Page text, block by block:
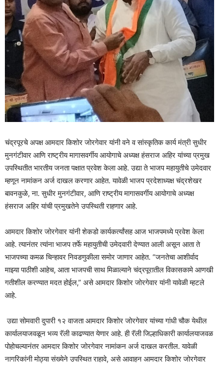
चंद्रपूरचे अपक्ष आमदार किशोर जोरगेवार यांनी वने व सांस्कृतिक कार्य मंत्री सुधीर
मुनगंटीवार आणि राष्ट्रीय मागासवर्गीय आयोगाचे अध्यक्ष हंसराज अहिर यांच्या प्रमुख
उपस्थितीत भारतीय जनता पक्षात प्रवेश केला आहे. उद्या ते भाजप महायुतीचे उमेदवार
म्हणून नामांकन अर्ज दाखल करणार आहेत. यावेळी भाजप प्रदेशाध्यक्ष चंद्रशेखर
बावनकुळे, ना. सुधीर मुनगंटीवार, आणि राष्ट्रीय मागासवर्गीय आयोगाचे अध्यक्ष
हंसराज अहिर यांची प्रमुखतेने उपस्थिती राहणार आहे.
आमदार किशोर जोरगेवार यांनी शेकडो कार्यकर्त्यांसह आज भाजपमध्ये प्रवेश केला
आहे. त्यानंतर त्यांना भाजप तर्फे महायुतीची उमेदवारी देण्यात आली असून आता ते
भाजपच्या कमळ चिन्हावर निवडणुकीला समोर जाणार आहेत. “जनतेचा आशीर्वाद
माझ्या पाठीशी आहेच, आता भाजपची साथ मिळाल्याने चंद्रपूरातील विकासकामे आणखी
गतीशील करण्यात मदत होईल,” असे आमदार किशोर जोरगेवार यांनी यावेळी म्हटले
आहे.
उद्या सोमवारी दुपारी १२ वाजता आमदार किशोर जोरगेवार यांच्या गांधी चौक येथील
कार्यालयाजवळून भव्य रॅली काढण्यात येणार आहे. ही रॅली जिल्हाधिकारी कार्यालयाजवळ
पोहोचल्यानंतर आमदार किशोर जोरगेवार नामांकन अर्ज दाखल करतील. यावेळी
नागरिकांनी मोठ्या संख्येने उपस्थित राहावे, असे आवाहन आमदार किशोर जोरगेवार